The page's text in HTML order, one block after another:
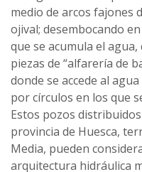
medio de arcos fajones
ojival; desembocando
que se acumula el
piezas de “alfarería de
donde se accede al
por círculos en los que
Estos pozos
provincia de Huesca,
Media, pueden
arquitectura hidráulica